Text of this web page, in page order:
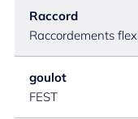
Raccord
Raccordements
goulot
FEST